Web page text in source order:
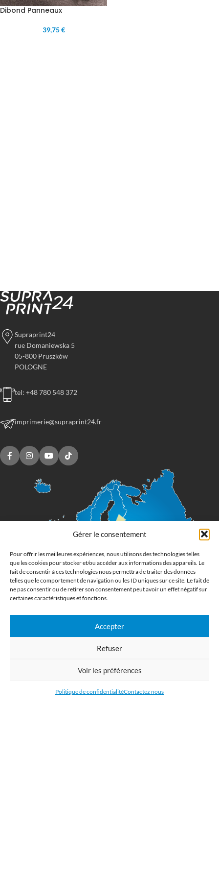
Gérer le consentement
Pour offrir les meilleures expériences, nous utilisons des technologies telles
que les cookies pour stocker et/ou accéder aux informations des appareils. Le
fait de consentir à ces technologies nous permettra de traiter des données
telles que le comportement de navigation ou les ID uniques sur ce site. Le fait de
ne pas consentir ou de retirer son consentement peut avoir un effet négatif sur
certaines caractéristiques et fonctions.
Accepter
Refuser
Voir les préférences
Politique de confidentialitéContactez nous
Dibond Panneaux
39,75 €
Supraprint24
rue Domaniewska 5
05-800 Pruszków
POLOGNE
tel: +48 780 548 372
imprimerie@supraprint24.fr
Imprimerie numérique grand format
entreprise. Nous imprimons : bâche, tissu, film adhésive, drapeau,
Belgique, aux Pays-Bas et au Luxembourg et dans la plupart des pays de